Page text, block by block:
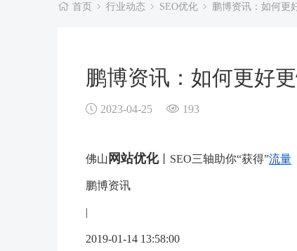
首页 行业动态 SEO优化 鹏博资讯：如何更
鹏博资讯：如何更好
2023-04-25 193
佛山 网站优化丨SEO三轴助你“获得”流量
鹏博资讯
|
2019-01-14 13:58:00